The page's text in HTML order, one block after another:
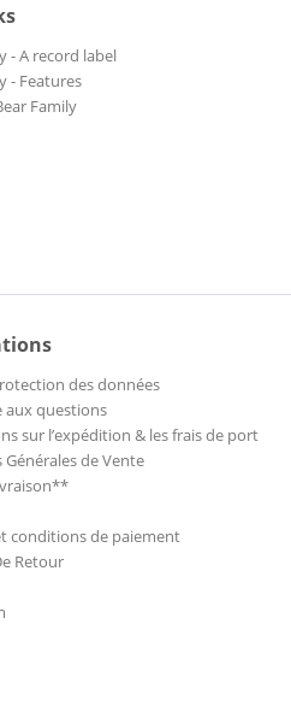
- A record label
- Features
Family
des données
aux questions
sur l’expédition & les frais de port
de Vente
conditions de paiement
Retour